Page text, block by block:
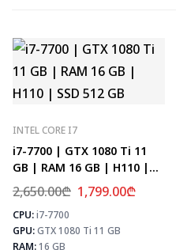
INTEL CORE I7
i7-7700 | GTX 1080 Ti 11
GB | RAM 16 GB | H110 |
SSD 512 GB
2,650.00₾ 1,799.00₾
CPU:i7-7700
GPU:GTX 1080 Ti 11 GB
RAM:16 GB